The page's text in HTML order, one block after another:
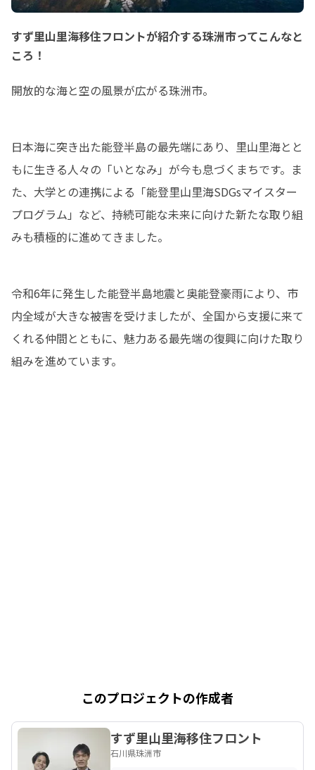
すず里山里海移住フロントが紹介する珠洲市ってこんなと
ころ！
開放的な海と空の風景が広がる珠洲市。
日本海に突き出た能登半島の最先端にあり、里山里海とと
もに生きる人々の「いとなみ」が今も息づくまちです。ま
た、大学との連携による「能登里山里海SDGsマイスター
プログラム」など、持続可能な未来に向けた新たな取り組
みも積極的に進めてきました。
令和6年に発生した能登半島地震と奥能登豪雨により、市
内全域が大きな被害を受けましたが、全国から支援に来て
くれる仲間とともに、魅力ある最先端の復興に向けた取り
組みを進めています。
このプロジェクトの作成者
すず里山里海移住フロント
石川県珠洲市